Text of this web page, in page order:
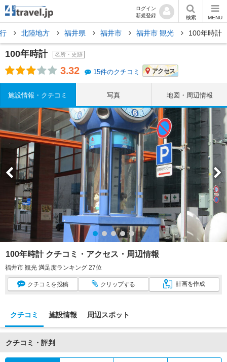
ログイン
新規登録
検索 MENU
北陸地方 福井県 福井市 福井市 観光 100年時計
100年時計 名所・史跡
3.32 15件のクチコミ アクセス
施設情報・クチコミ 写真 地図・周辺情報
100年時計 クチコミ・アクセス・周辺情報
福井市 観光 満足度ランキング 27位
クチコミ を投稿 クリップする 計画を作成
クチコミ 施設情報 周辺スポット
クチコミ・評判